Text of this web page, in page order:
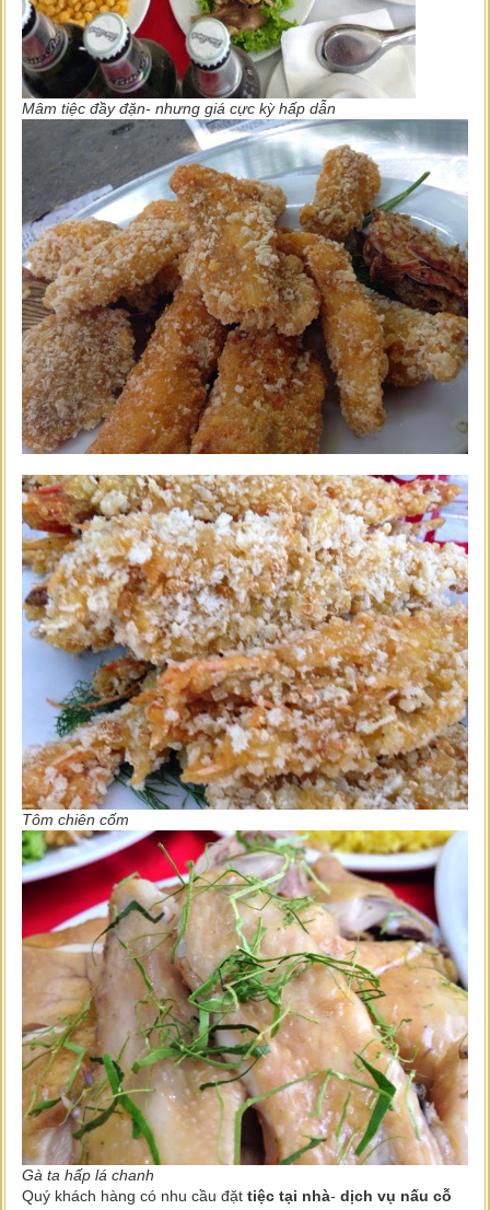
Mâm tiệc đầy đặn- nhưng giá cực kỳ hấp dẫn
Tôm chiên cốm
Gà ta hấp lá chanh
Quý khách hàng có nhu cầu đặt tiệc tại nhà- dịch vụ nấu cỗ